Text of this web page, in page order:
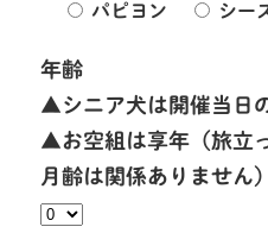
パピヨン
シー
年齢
▲シニア犬は開催当日
▲お空組は享年（旅立
月齢は関係ありません）